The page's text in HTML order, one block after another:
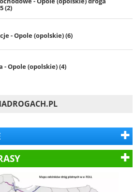
(2)
- Opole (opolskie) (6)
- Opole (opolskie) (4)